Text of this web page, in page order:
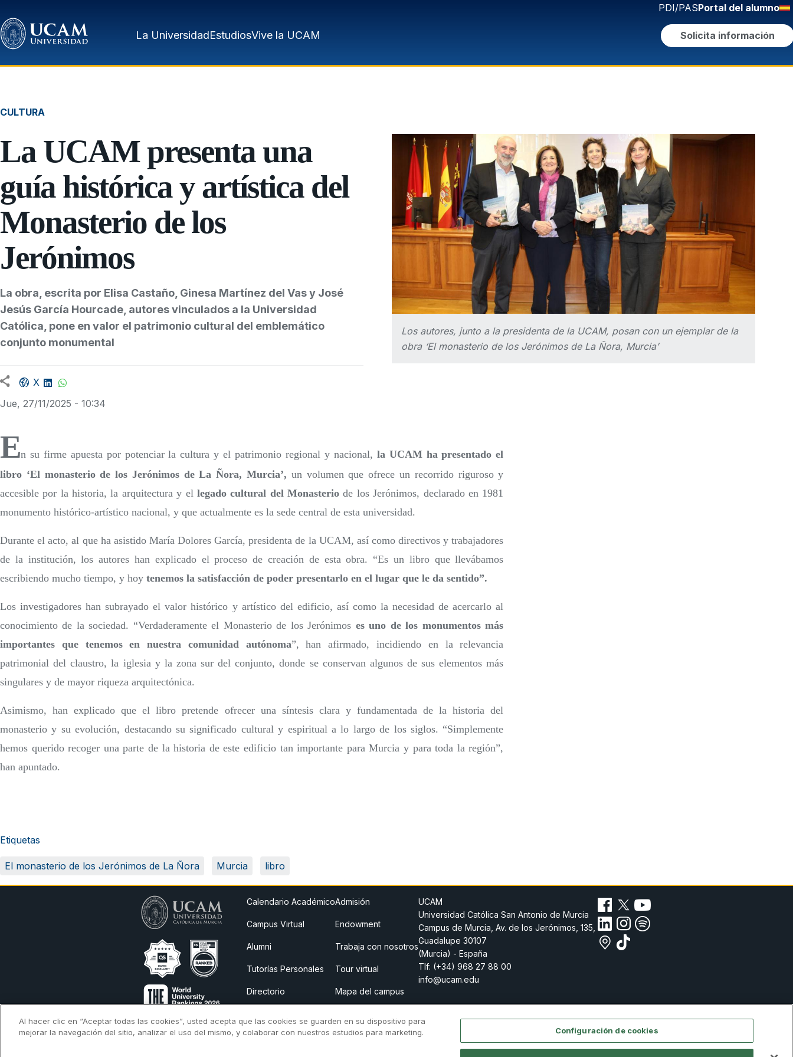
PDI/PASPortal del alumno
La UniversidadEstudiosVive la UCAM Solicita información
CULTURA
La UCAM presenta una
guía histórica y artística del
Monasterio de los
Jerónimos
La obra, escrita por Elisa Castaño, Ginesa Martínez del Vas y José
Jesús García Hourcade, autores vinculados a la Universidad
Católica, pone en valor el patrimonio cultural del emblemático
conjunto monumental
Los autores, junto a la presidenta de la UCAM, posan con un ejemplar de la
obra ‘El monasterio de los Jerónimos de La Ñora, Murcia’
Facebook share
X LinkedIn
Jue, 27/11/2025 - 10:34
En su firme apuesta por potenciar la cultura y el patrimonio regional y nacional, la UCAM ha presentado el
libro ‘El monasterio de los Jerónimos de La Ñora, Murcia’, un volumen que ofrece un recorrido riguroso y
accesible por la historia, la arquitectura y el legado cultural del Monasteriode los Jerónimos, declarado en 1981
monumento histórico-artístico nacional, y que actualmente es la sede central de esta universidad.
Durante el acto, al que ha asistido María Dolores García, presidenta de la UCAM, así como directivos y trabajadores
de la institución, los autores han explicado el proceso de creación de esta obra. “Es un libro que llevábamos
escribiendo mucho tiempo, y hoy tenemos la satisfacción de poder presentarlo en el lugar que le da sentido”.
Los investigadores han subrayado el valor histórico y artístico del edificio, así como la necesidad de acercarlo al
conocimiento de la sociedad. “Verdaderamente el Monasterio de los Jerónimos es uno de los monumentos más
importantes que tenemos en nuestra comunidad autónoma”, han afirmado, incidiendo en la relevancia
patrimonial del claustro, la iglesia y la zona sur del conjunto, donde se conservan algunos de sus elementos más
singulares y de mayor riqueza arquitectónica.
Asimismo, han explicado que el libro pretende ofrecer una síntesis clara y fundamentada de la historia del
monasterio y su evolución, destacando su significado cultural y espiritual a lo largo de los siglos. “Simplemente
hemos querido recoger una parte de la historia de este edificio tan importante para Murcia y para toda la región”,
han apuntado.
Etiquetas
El monasterio de los Jerónimos de La Ñora Murcia libro
Calendario Académico
Campus Virtual
Alumni
Tutorías Personales
Directorio
Cita previa
Admisión
Endowment
Trabaja con nosotros
Tour virtual
Mapa del campus
Canal Ético
UCAM
Universidad Católica San Antonio de Murcia
Campus de Murcia, Av. de los Jerónimos, 135,
Guadalupe 30107
(Murcia) - España
Tlf: (+34) 968 27 88 00
info@ucam.edu
Al hacer clic en “Aceptar todas las cookies”, usted acepta que las cookies se guarden en su dispositivo para
mejorar la navegación del sitio, analizar el uso del mismo, y colaborar con nuestros estudios para marketing.
Configuración de cookies